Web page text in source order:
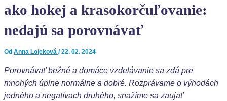
ako hokej a krasokorčuľovanie:
nedajú sa porovnávať
Od Anna Lojeková /22. 02. 2024
Porovnávať bežné a domáce vzdelávanie sa zdá pre
mnohých úplne normálne a dobré. Rozprávame o výhodách
jedného a negatívach druhého, snažíme sa zaujať